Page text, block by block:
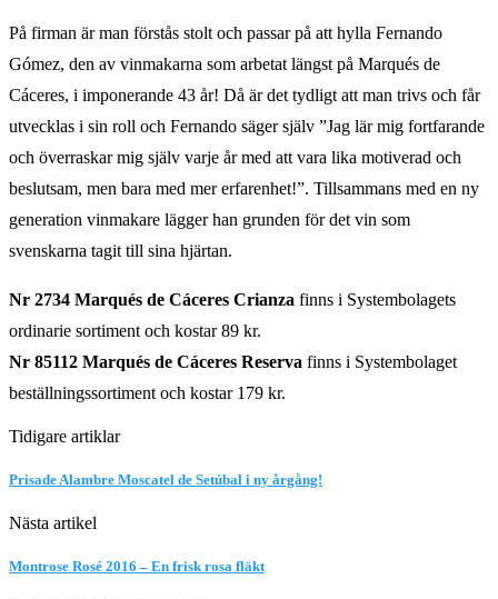
På firman är man förstås stolt och passar på att hylla Fernando
Gómez, den av vinmakarna som arbetat längst på Marqués de
Cáceres, i imponerande 43 år! Då är det tydligt att man trivs och får
utvecklas i sin roll och Fernando säger själv ”Jag lär mig fortfarande
och överraskar mig själv varje år med att vara lika motiverad och
beslutsam, men bara med mer erfarenhet!”. Tillsammans med en ny
generation vinmakare lägger han grunden för det vin som
svenskarna tagit till sina hjärtan.
Nr 2734 Marqués de Cáceres Crianza finns i Systembolagets
ordinarie sortiment och kostar 89 kr.
Nr 85112 Marqués de Cáceres Reserva finns i Systembolaget
beställningssortiment och kostar 179 kr.
Tidigare artiklar
Prisade Alambre Moscatel de Setúbal i ny årgång!
Nästa artikel
Montrose Rosé 2016 – En frisk rosa fläkt